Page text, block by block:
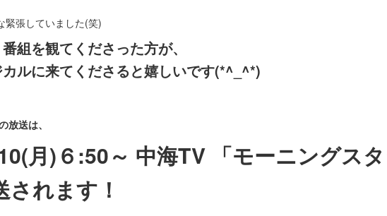
緊張していました(笑)
組を観てくださった方が、
カルに来てくださると嬉しいです(*^_^*)
放送は、
月)６:50～ 中海TV 「モーニングス
されます！